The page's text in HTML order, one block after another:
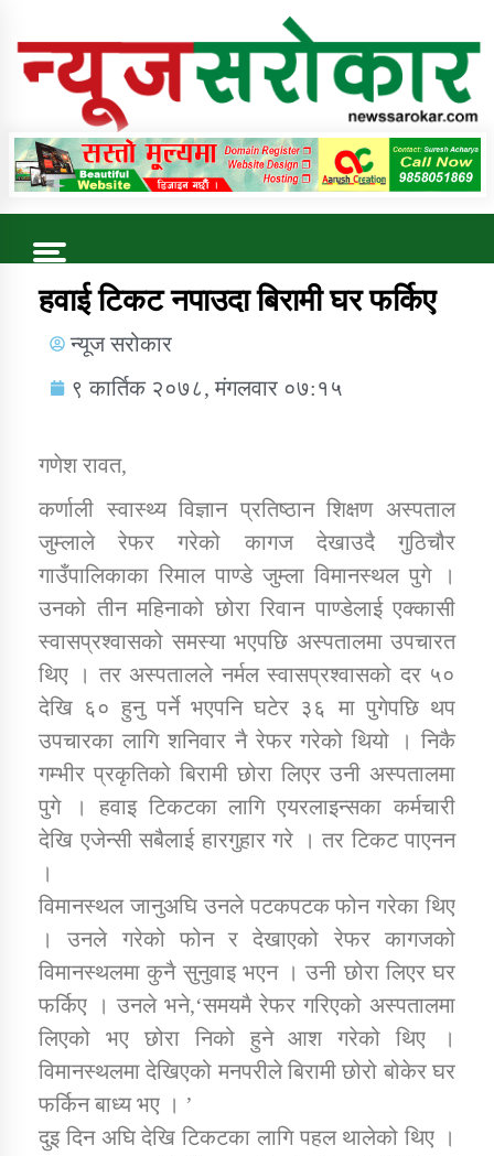
Online News Portal
Trending Now
डिभिजन कार्यालय जुम्लाको सुचना सन्देश
कर्णाली प्रविधि शिक्षालय जुम्लाको सुचना
सामाजिक बिकास कार्यालय जुम्लाकाे सुचना
कार्यक्रम कार्यान्वयन एकाई जुम्लाको सुचना
हवाई टिकट नपाउदा बिरामी घर फर्किए
न्यूज सरोकार
९ कार्तिक २०७८, मंगलवार ०७:१५
गणेश रावत,
कर्णाली स्वास्थ्य विज्ञान प्रतिष्ठान शिक्षण अस्पताल
जुम्लाले रेफर गरेको कागज देखाउदै गुठिचौर
गाउँपालिकाका रिमाल पाण्डे जुम्ला विमानस्थल पुगे ।
उनको तीन महिनाको छोरा रिवान पाण्डेलाई एक्कासी
स्वासप्रश्वासको समस्या भएपछि अस्पतालमा उपचारत
थिए । तर अस्पतालले नर्मल स्वासप्रश्वासको दर ५०
देखि ६० हुनु पर्ने भएपनि घटेर ३६ मा पुगेपछि थप
उपचारका लागि शनिवार नै रेफर गरेको थियो । निकै
गम्भीर प्रकृतिको बिरामी छोरा लिएर उनी अस्पतालमा
पुगे । हवाइ टिकटका लागि एयरलाइन्सका कर्मचारी
देखि एजेन्सी सबैलाई हारगुहार गरे । तर टिकट पाएनन
।
विमानस्थल जानुअघि उनले पटकपटक फोन गरेका थिए
। उनले गरेको फोन र देखाएको रेफर कागजको
विमानस्थलमा कुनै सुनुवाइ भएन । उनी छोरा लिएर घर
फर्किए । उनले भने,‘समयमै रेफर गरिएको अस्पतालमा
लिएको भए छोरा निको हुने आश गरेको थिए ।
विमानस्थलमा देखिएको मनपरीले बिरामी छोरो बोकेर घर
फर्किन बाध्य भए । ’
दुइ दिन अघि देखि टिकटका लागि पहल थालेको थिए ।